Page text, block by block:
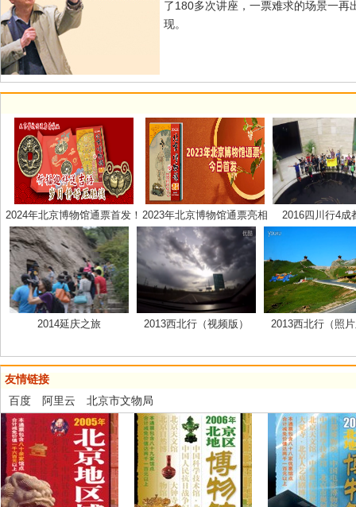
了180多次讲座，一票难求的场景一再
现。
2024年北京博物馆通票首发！ 2023年北京博物馆通票亮相 2016四川行4成
2014延庆之旅 2013西北行（视频版） 2013西北行（照
友情链接
百度
阿里云 北京市文物局